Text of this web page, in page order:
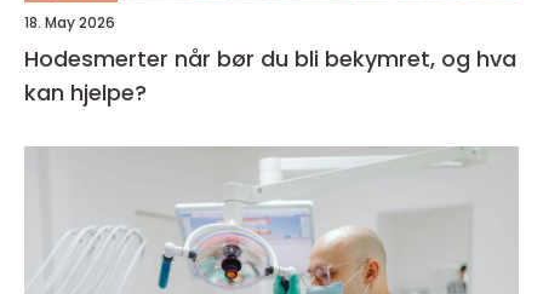
18. May 2026
Hodesmerter når bør du bli bekymret, og hva
kan hjelpe?